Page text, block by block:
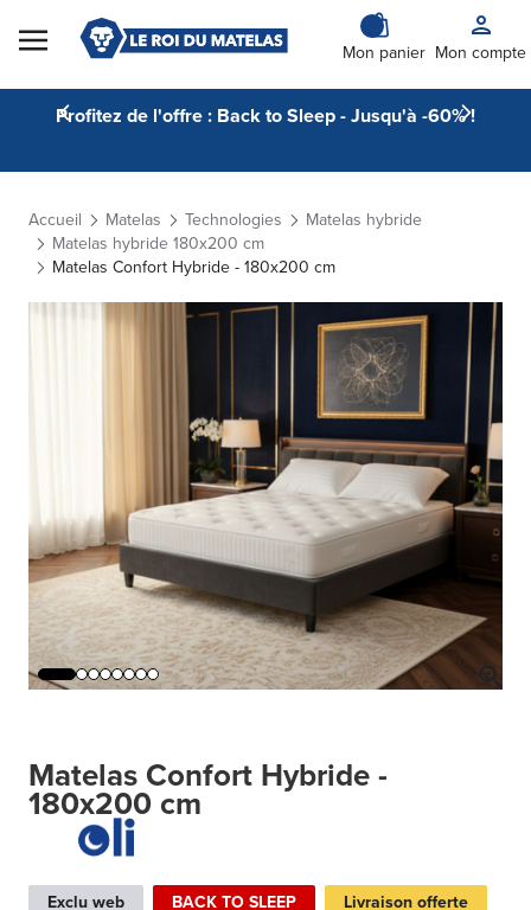
Skip to Content
Mon panier Mon compte
Profitez de l'offre : Back to Sleep - Jusqu'à -60% !
Accueil Matelas Technologies
Matelas hybride
Matelas hybride 180x200 cm
Matelas Confort Hybride - 180x200 cm
Matelas Confort Hybride -
180x200 cm
Exclu web BACK TO SLEEP Livraison offerte